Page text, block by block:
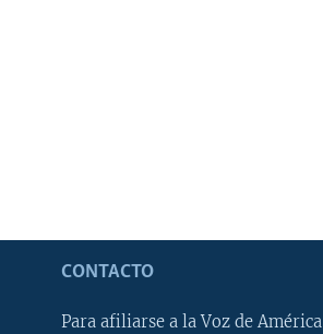
CONTACTO
Para afiliarse a la Voz de América